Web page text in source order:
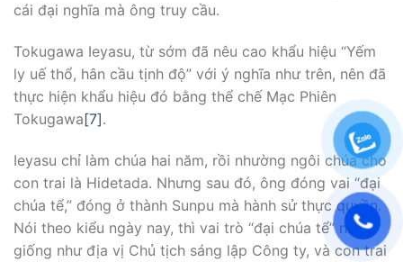
cái đại nghĩa mà ông truy cầu.
Tokugawa Ieyasu, từ sớm đã nêu cao khẩu hiệu “Yếm
ly uế thổ, hân cầu tịnh độ” với ý nghĩa như trên, nên đã
thực hiện khẩu hiệu đó bằng thể chế Mạc Phiên
Tokugawa[7].
Ieyasu chỉ làm chúa hai năm, rồi nhường ngôi chúa cho
con trai là Hidetada. Nhưng sau đó, ông đóng vai “đại
chúa tể,” đóng ở thành Sunpu mà hành sử thực quyền.
Nói theo kiểu ngày nay, thì vai trò “đại chúa tể” này
giống như địa vị Chủ tịch sáng lập Công ty, và con trai